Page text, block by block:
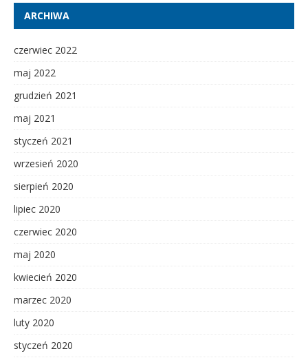
ARCHIWA
czerwiec 2022
maj 2022
grudzień 2021
maj 2021
styczeń 2021
wrzesień 2020
sierpień 2020
lipiec 2020
czerwiec 2020
maj 2020
kwiecień 2020
marzec 2020
luty 2020
styczeń 2020